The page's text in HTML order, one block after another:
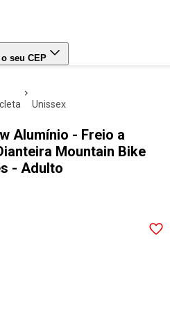
seu CEP
unissex
Alumínio - Freio a
Mountain Bike
- Adulto